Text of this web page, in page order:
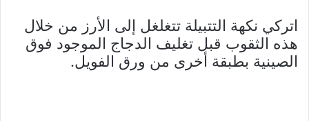
اتركي نكهة التتبيلة تتغلغل إلى الأرز من خلال
هذه الثقوب قبل تغليف الدجاج الموجود فوق
الصينية بطبقة أخرى من ورق الفويل.